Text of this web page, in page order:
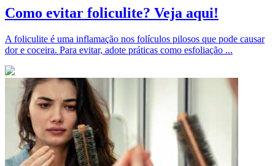
Como evitar foliculite? Veja aqui!
A foliculite é uma inflamação nos folículos pilosos que pode causar
dor e coceira. Para evitar, adote práticas como esfoliação ...